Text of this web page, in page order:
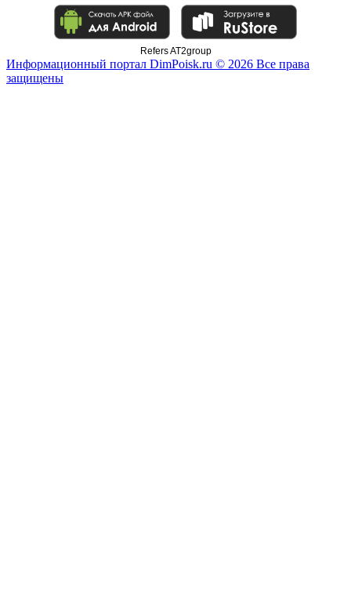
Refers AT2group
Информационный портал DimPoisk.ru © 2026 Все права
защищены